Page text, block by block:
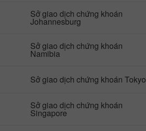
Sở giao dịch chứng khoán
Johannesburg
Sở giao dịch chứng khoán
Namibia
Sở giao dịch chứng khoán Tokyo
Sở giao dịch chứng khoán
Singapore